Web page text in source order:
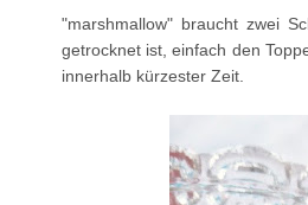
"marshmallow" braucht zwei
getrocknet ist, einfach den
innerhalb kürzester Zeit.